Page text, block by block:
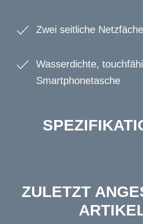
Zwei seitliche
Wasserdichte,
Smartphonetasche
ZULETZT